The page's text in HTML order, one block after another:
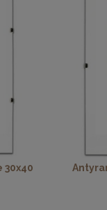
30x40